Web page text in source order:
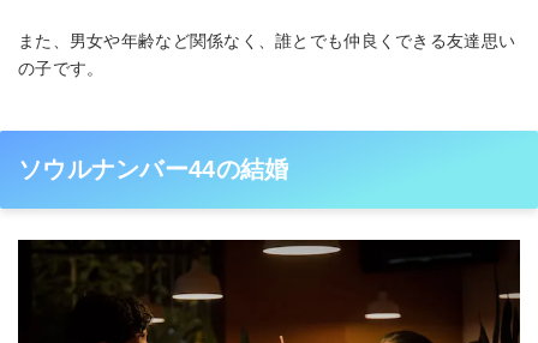
また、男女や年齢など関係なく、誰とでも仲良くできる友達思い
の子です。
ソウルナンバー44の結婚